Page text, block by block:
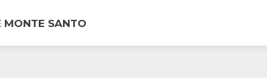
MONTE SANTO